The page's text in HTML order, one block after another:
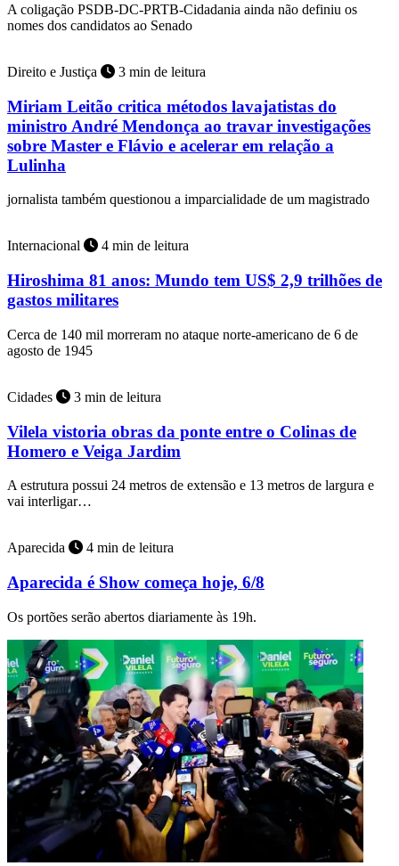
A coligação PSDB-DC-PRTB-Cidadania ainda não definiu os
nomes dos candidatos ao Senado
Direito e Justiça 3 min de leitura
Miriam Leitão critica métodos lavajatistas do
ministro André Mendonça ao travar investigações
sobre Master e Flávio e acelerar em relação a
Lulinha
jornalista também questionou a imparcialidade de um magistrado
Internacional 4 min de leitura
Hiroshima 81 anos: Mundo tem US$ 2,9 trilhões de
gastos militares
Cerca de 140 mil morreram no ataque norte-americano de 6 de
agosto de 1945
Cidades 3 min de leitura
Vilela vistoria obras da ponte entre o Colinas de
Homero e Veiga Jardim
A estrutura possui 24 metros de extensão e 13 metros de largura e
vai interligar…
Aparecida 4 min de leitura
Aparecida é Show começa hoje, 6/8
Os portões serão abertos diariamente às 19h.